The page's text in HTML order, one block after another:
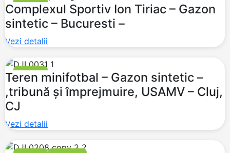
FOTBAL
Complexul Sportiv Ion Tiriac – Gazon
sintetic – Bucuresti –
Vezi detalii
FOTBAL
Teren minifotbal – Gazon sintetic –
,tribună și împrejmuire, USAMV – Cluj,
CJ
Vezi detalii